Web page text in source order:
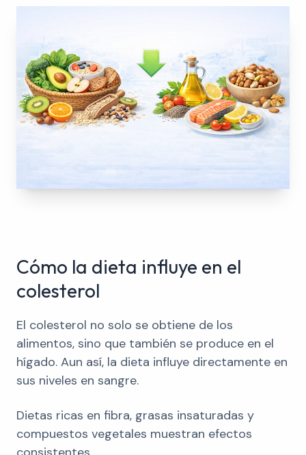
Cómo la dieta influye en el
colesterol
El colesterol no solo se obtiene de los
alimentos, sino que también se produce en el
hígado. Aun así, la dieta influye directamente en
sus niveles en sangre.
Dietas ricas en fibra, grasas insaturadas y
compuestos vegetales muestran efectos